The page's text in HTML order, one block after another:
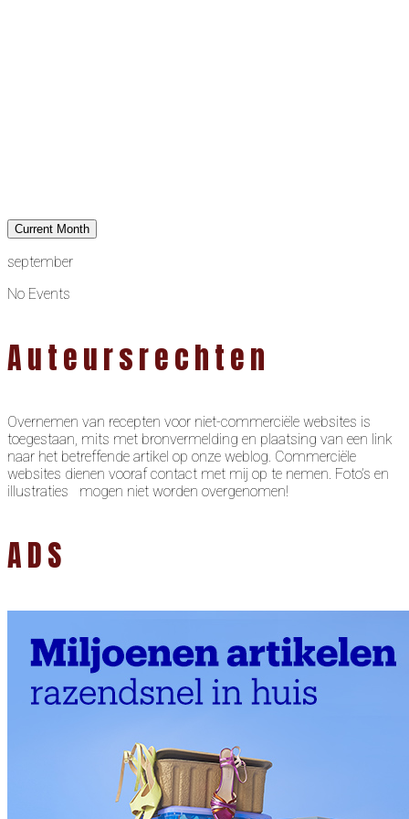
Current Month
september
No Events
Auteursrechten
Overnemen van recepten voor niet-commerciële websites is
toegestaan, mits met bronvermelding en plaatsing van een link
naar het betreffende artikel op onze weblog. Commerciële
websites dienen vooraf contact met mij op te nemen. Foto’s en
illustraties mogen niet worden overgenomen!
ADS